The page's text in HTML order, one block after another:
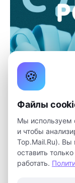
🍪
Файлы
Мы используем
и чтобы
Top.Mail.Ru). Вы
оставить
работать.